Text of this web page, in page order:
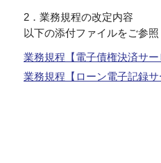
2．業務規程の改定内容
以下の添付ファイルをご参照
業務規程【電子債権決済サ
業務規程【ローン電子記録